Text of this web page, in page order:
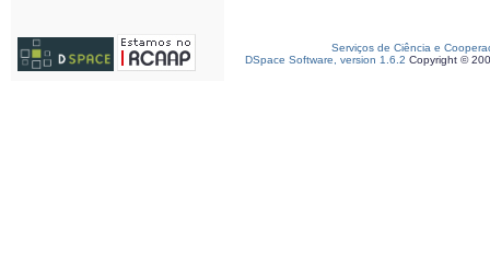
Serviços de Ciência e
DSpace Software, version 1.6.2 Copyright ©